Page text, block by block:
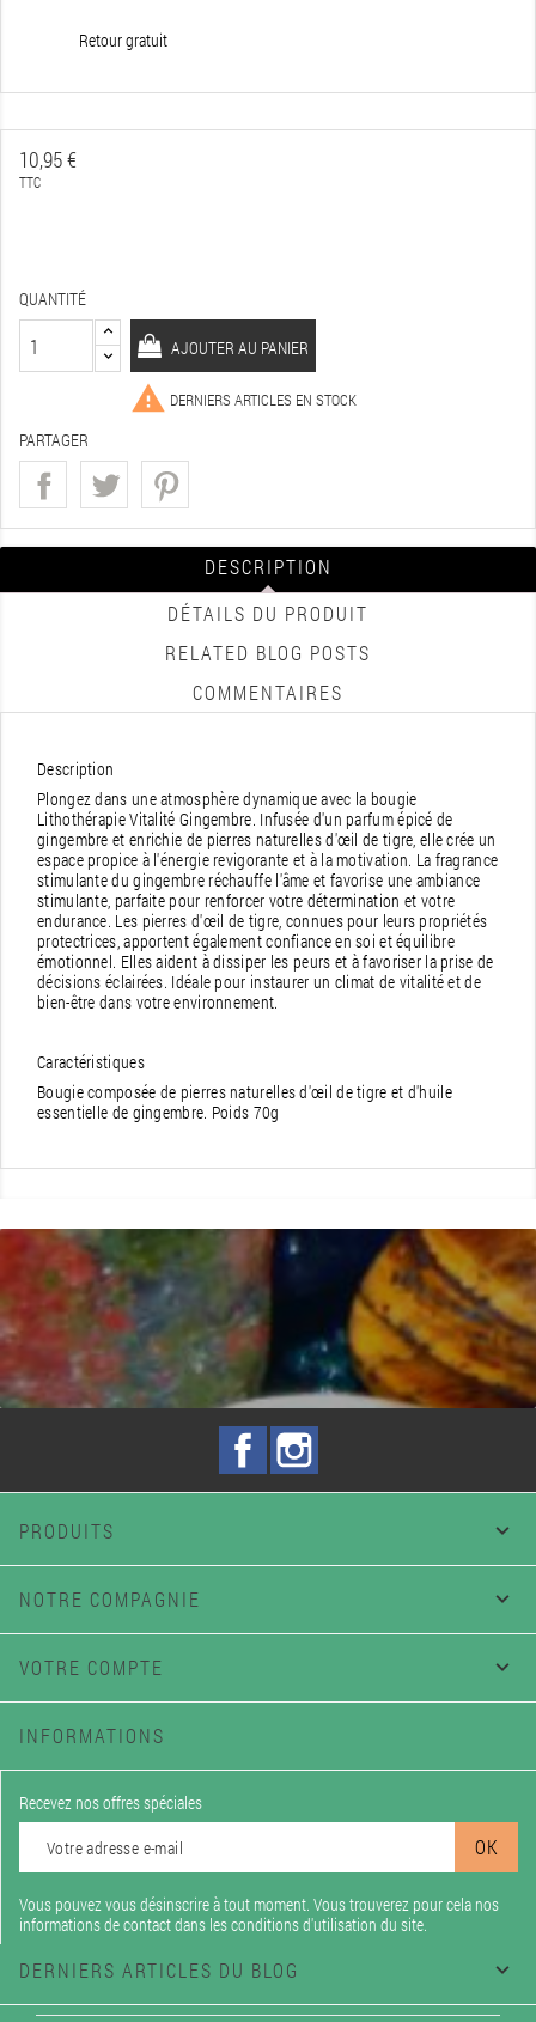
Retour gratuit
10,95 €
TTC
QUANTITÉ
AJOUTER AU PANIER
 DERNIERS ARTICLES EN STOCK
PARTAGER
DESCRIPTION
DÉTAILS DU PRODUIT
RELATED BLOG POSTS
COMMENTAIRES
Description
Plongez dans une atmosphère dynamique avec la bougie
Lithothérapie Vitalité Gingembre. Infusée d'un parfum épicé de
gingembre et enrichie de pierres naturelles d'œil de tigre, elle crée un
espace propice à l'énergie revigorante et à la motivation. La fragrance
stimulante du gingembre réchauffe l'âme et favorise une ambiance
stimulante, parfaite pour renforcer votre détermination et votre
endurance. Les pierres d'œil de tigre, connues pour leurs propriétés
protectrices, apportent également confiance en soi et équilibre
émotionnel. Elles aident à dissiper les peurs et à favoriser la prise de
décisions éclairées. Idéale pour instaurer un climat de vitalité et de
bien-être dans votre environnement.
Caractéristiques
Bougie composée de pierres naturelles d'œil de tigre et d'huile
essentielle de gingembre. Poids 70g
Facebook
PRODUITS 
NOTRE COMPAGNIE 
VOTRE COMPTE 
INFORMATIONS
Recevez nos offres spéciales
Vous pouvez vous désinscrire à tout moment. Vous trouverez pour cela nos
informations de contact dans les conditions d'utilisation du site.
DERNIERS ARTICLES DU BLOG 